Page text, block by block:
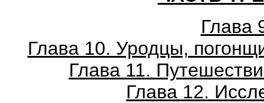
Глава
Глава 10. Уродцы,
Глава 11.
Глава 12.